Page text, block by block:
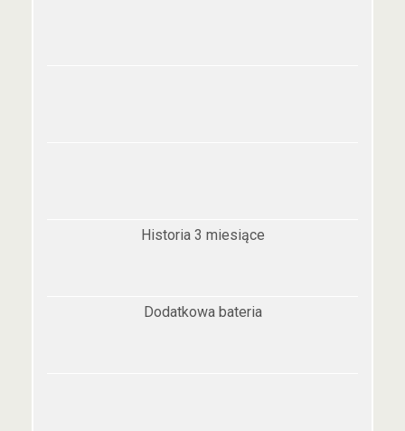
Historia 3 miesiące
Dodatkowa bateria